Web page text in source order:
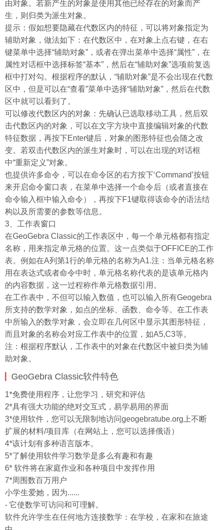
由对象。若新产生的对象是使用其他已经存在的对象而产
生，则归类为派生对象。
提示：假如想要隐藏在代数区内的特征，可以将对象指定为
辅助对象，做法如下：在代数区中，在对象上点右键，在右
键菜单中选择“辅助对象”，或者在弹出菜单中选择“属性”，在
属性对话框中选择标签“基本”，然后在“辅助对象”选项前复选
框中打对勾。根据程序的默认，“辅助对象”是不会出现在代数
区中，但是可以在“查看”菜单中选择“辅助对象”，然后在代数
区中就可以看到了。
可以修改代数区内的对象：先确认已选取移动工具，然后双
击代数区内的对象，可以在文字方块中直接编辑对象的代数
特征数据，再按下Enter键后，对象的图形特征也会随之改
变。若双击代数区内的派生对象时，可以在出现的对话框
中“重新定义”对象。
也提供许多命令，可以在命令区的右方按下‘Command’按钮
来开启命令窗口表，在菜单中选择一个命令后（或者直接在
命令输入框中输入命令），再按下F1键取得该命令的语法结
构以及所需要的参数等信息。
3、工作表窗口
在GeoGebra Classic的工作表区中，每一个单元格都有指定
名称，用来指定单元格的位置。这一点类似于OFFICE的工作
表。例如在A列第1行的单元格的名称为A1.注：当单元格名称
用在表达式或者命令中时，单元格名称代表的是该单元格内
的内容数据，这一过程称作单元格数据引用。
在工作表中，不但可以输入数值，也可以输入所有Geogebra
所支持的数学对象，如点的坐标、函数、命令等。在工作表
中所输入的数学对象，会立即在几何区中显示其图形特征，
而且对象的名称会对应工作表中的位置，如A5,C3等。
注：根据程序默认，工作表中的对象在代数区中被归类为辅
助对象。
GeoGebra Classic软件特色
1*免费使用程序，让您学习，研究和评估
2*具有强大功能的绝对交互式，易学易用的界面
3*使用软件，您可以无限制地访问geogebratube.org上不断
扩展的材料/项目库（在网站上，您可以选择俄语）
4*该计划有多种语言版本。
5*了解使用软件学习数学是多么有趣和有趣
6* 软件将在家庭作业和各种项目中发挥作用
7*周围数百万用户
小学生爱她，因为......
- 它使数学可访问和可理解。
软件允许学生在任何地方连接数学：在学校，在家和在旅途